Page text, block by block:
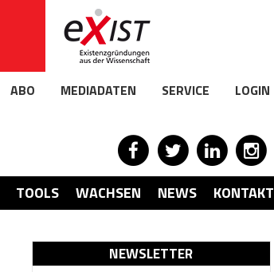
ABO MEDIADATEN SERVICE LOGIN
TOOLS WACHSEN NEWS KONTAKT
NEWSLETTER